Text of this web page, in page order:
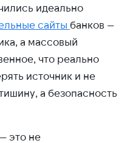
идеально
сайты банков —
а массовый
что реально
источник и не
а безопасность
это не